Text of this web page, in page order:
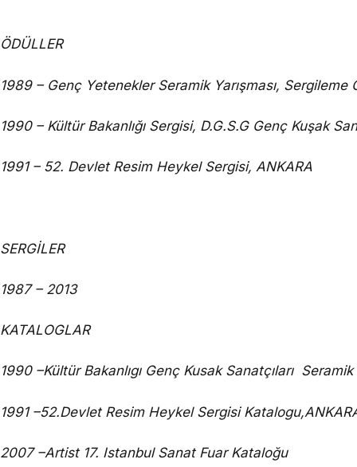
ÖDÜLLER
1989 – Genç Yetenekler Seramik Yarışması, Sergileme
1990 – Kültür Bakanlığı Sergisi, D.G.S.G Genç Kuşak
1991 – 52. Devlet Resim Heykel Sergisi, ANKARA
SERGİLER
1987 – 2013
KATALOGLAR
1990 –Kültür Bakanlıgı Genç Kusak Sanatçıları
1991 –52.Devlet Resim Heykel Sergisi
2007 –Artist 17. Istanbul Sanat Fuar Kataloğu